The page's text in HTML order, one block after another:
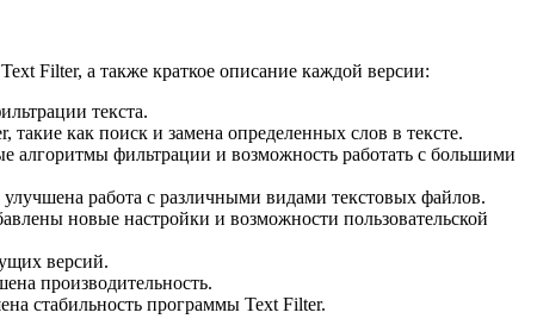
Filter, а также краткое описание каждой версии:
текста.
как поиск и замена определенных слов в тексте.
алгоритмы фильтрации и возможность работать с большими
работа с различными видами текстовых файлов.
новые настройки и возможности пользовательской
версий.
производительность.
стабильность программы Text Filter.